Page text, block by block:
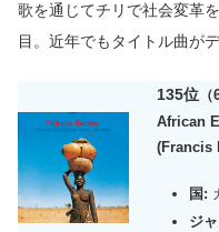
歌を通じてチリで社会変革
目。近年でもタイトル曲が
135位
African
(Francis
国:
ジ